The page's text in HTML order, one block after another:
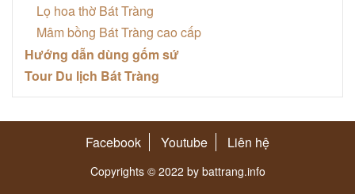
Lọ hoa thờ Bát Tràng
Mâm bồng Bát Tràng cao cấp
Hướng dẫn dùng gốm sứ
Tour Du lịch Bát Tràng
Facebook Youtube Liên hệ
Copyrights © 2022 by battrang.info